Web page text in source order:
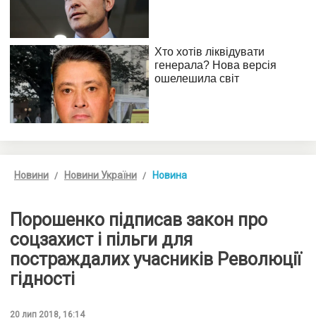
Новини Новини України Новина
Порошенко підписав закон про
соцзахист і пільги для
постраждалих учасників Революції
гідності
20 лип 2018, 16:14